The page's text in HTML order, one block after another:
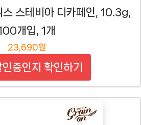
스 스테비아 디카페인, 10.3g,
개입, 1개
23,690원
중인지 확인하기